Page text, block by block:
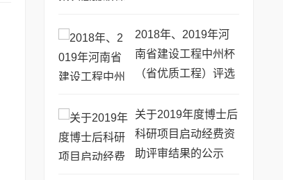
2018年、2019年河
南省建设工程中州杯
（省优质工程）评选
关于2019年度博士后
科研项目启动经费资
助评审结果的公示